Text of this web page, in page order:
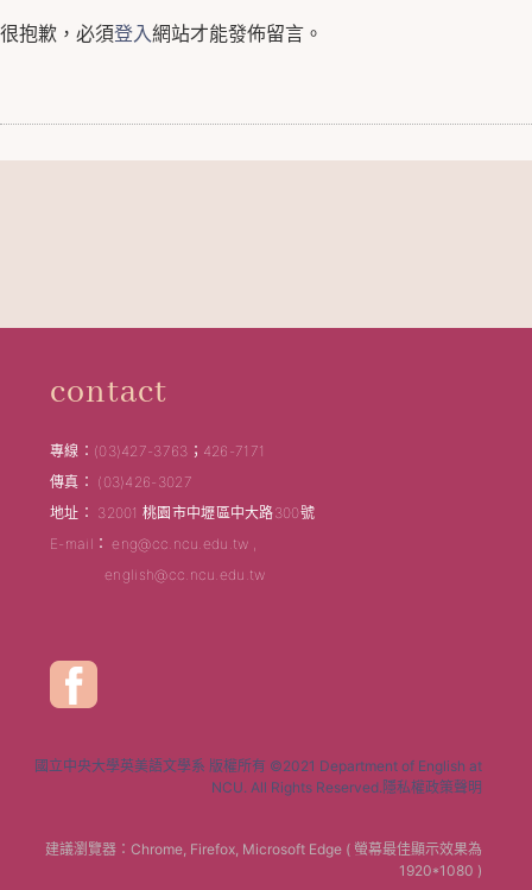
很抱歉，必須登入網站才能發佈留言。
contact
專線：(03)427-3763；426-7171
傳真： (03)426-3027
地址： 32001 桃園市中壢區中大路300號
E-mail： eng@cc.ncu.edu.tw ,
english@cc.ncu.edu.tw
國立中央大學英美語文學系 版權所有 ©2021 Department of English at
NCU. All Rights Reserved.隱私權政策聲明
建議瀏覽器：Chrome, Firefox, Microsoft Edge ( 螢幕最佳顯示效果為
1920*1080 )